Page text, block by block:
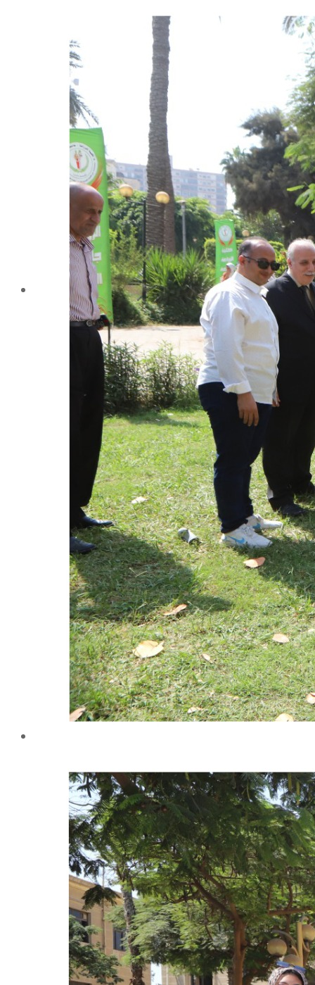
الإدارة
كلمة عميد الكلية
رؤساء الأقسام العلمية
الهيكل التنظيمى
نبذة تاريخية
تاريخ الكلية
الإدارة الحالية
الخطة الإستراتجية و التنفيذية
ميثاق الأخلاقيات
بحوث فى حقوق الملكية الفكرية
إستراتجية التعليم والتعلم
البريد الإلكترونى لإدارات و مراكز الكلية
خريطة الكلية